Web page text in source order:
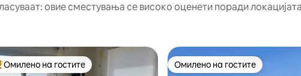
овие сместувања се високо оценети поради
најуспешните „Омилени на гостите“
Омилено на гостите Омилено на гостите
Омилено на гостите